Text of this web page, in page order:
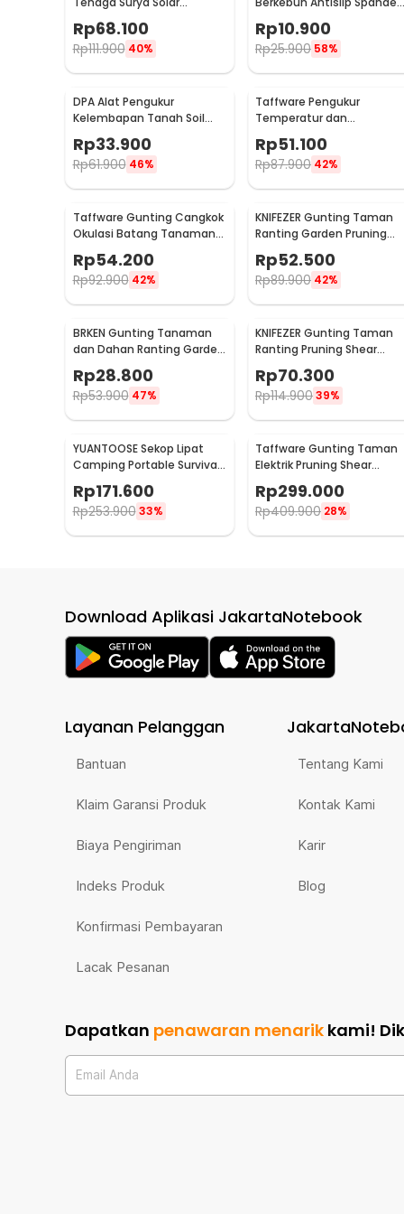
Fountain 7V 1.5W 200L/H -
GY-D-001
Rp68.100
Rp111.900 40%
Rp10.900
Rp25.900 58%
DPA Alat Pengukur
Kelembapan Tanah Soil
Moist PH Detector Analyzer
- DPA301
Rp33.900
Rp61.900 46%
Taffware Pengukur
Temperatur dan
- TPH01803
Rp51.100
Rp87.900 42%
Taffware Gunting Cangkok
Okulasi Batang Tanaman
Rp54.200
Rp92.900 42%
KNIFEZER Gunting Taman
Ranting Garden Pruning
Rp52.500
Rp89.900 42%
BRKEN Gunting Tanaman
dan Dahan Ranting Garden
Pruning Shears Scissors -
XH-Y
Rp28.800
Rp53.900 47%
KNIFEZER Gunting Taman
Ranting Pruning Shear
Scissors 20mm - 1025
Rp70.300
Rp114.90039%
YUANTOOSE Sekop Lipat
Camping Portable Survival
Tactical Shovel 75cm -
D14-10
Rp171.600
Rp253.900 33%
Taffware Gunting Taman
Elektrik Pruning Shear
VIO48
Rp299.000
Rp409.900 28%
Download Aplikasi JakartaNotebook
Layanan Pelanggan
Bantuan
Klaim Garansi Produk
Biaya Pengiriman
Indeks Produk
Konfirmasi Pembayaran
Lacak Pesanan
Tentang Kami
Kontak Kami
Karir
Blog
Dapatkan penawaran menarik kami!
Email Anda